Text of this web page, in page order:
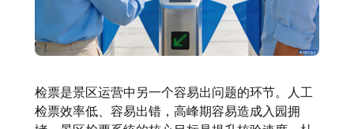
检票是景区运营中另一个容易出问题的环节。人工
检票效率低、容易出错，高峰期容易造成入园拥